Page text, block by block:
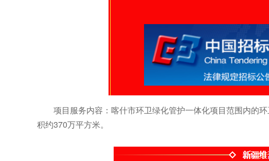
项目服务内容：喀什市环卫绿化管护一体化项目范围内的
积约370万平方米。